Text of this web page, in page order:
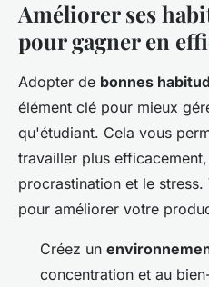
Améliorer ses
pour gagner en
Adopter de bonnes
élément clé pour mieux
qu'étudiant. Cela vous
travailler plus
procrastination et le
pour améliorer votre
Créez un
concentration et au